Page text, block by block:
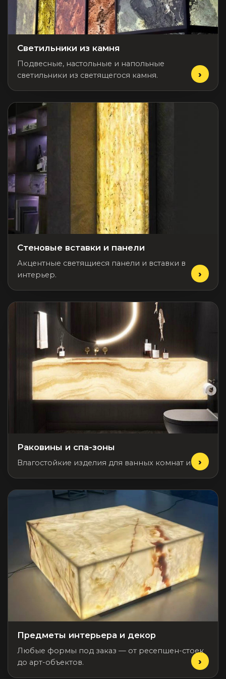
Подбор, производство и комплектация по вашему
Все категории товаров
Бренды
Реализованные проекты
Светильники из камня
Подвесные, настольные и напольные
светильники из светящегося камня.
Стеновые вставки и панели
Акцентные светящиеся панели и вставки в
интерьер.
Раковины и спа-зоны
Влагостойкие изделия для ванных комнат и спа.
Предметы интерьера и декор
Любые формы под заказ — от ресепшен-стоек
до арт-объектов.